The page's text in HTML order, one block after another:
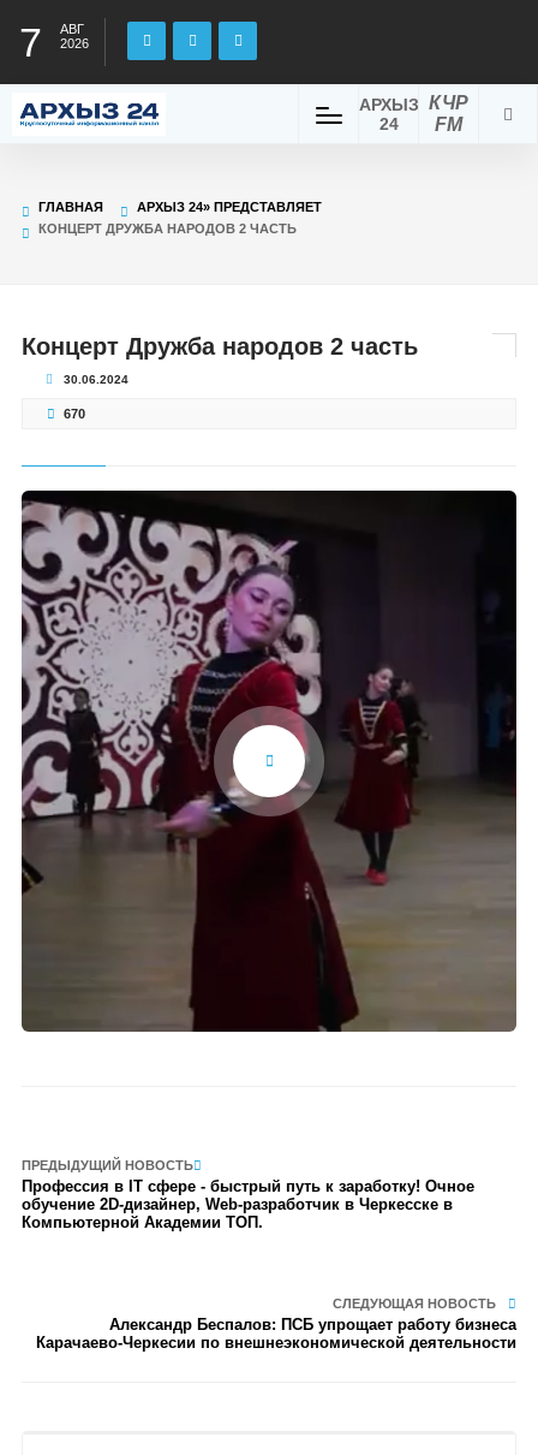
7
АВГ
2026
КЧР
FM
АРХЫЗ
24
ГЛАВНАЯ
АРХЫЗ 24» ПРЕДСТАВЛЯЕТ
КОНЦЕРТ ДРУЖБА НАРОДОВ 2 ЧАСТЬ
Концерт Дружба народов 2 часть
30.06.2024
670
ПРЕДЫДУЩИЙ НОВОСТЬ
Профессия в IT сфере - быстрый путь к заработку! Очное
обучение 2D-дизайнер, Web-разработчик в Черкесске в
Компьютерной Академии ТОП.
СЛЕДУЮЩАЯ НОВОСТЬ
Александр Беспалов: ПСБ упрощает работу бизнеса
Карачаево-Черкесии по внешнеэкономической деятельности